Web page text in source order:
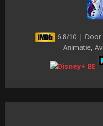
6.8/10 | Door
Animatie,